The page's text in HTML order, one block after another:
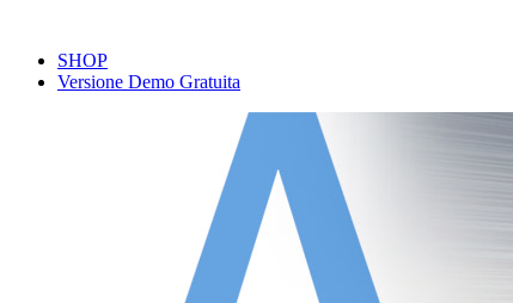
SHOP
Versione Demo Gratuita